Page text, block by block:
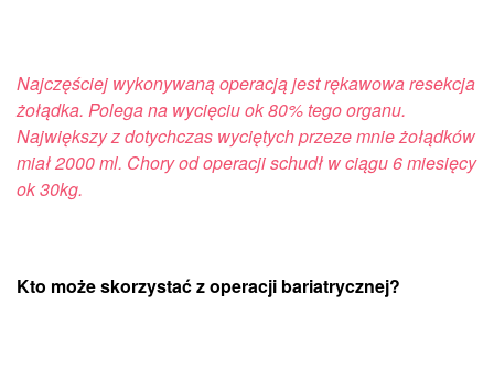
Najczęściej wykonywaną operacją jest rękawowa resekcja
żołądka. Polega na wycięciu ok 80% tego organu.
Największy z dotychczas wyciętych przeze mnie żołądków
miał 2000 ml. Chory od operacji schudł w ciągu 6 miesięcy
ok 30kg.
Kto może skorzystać z operacji bariatrycznej?